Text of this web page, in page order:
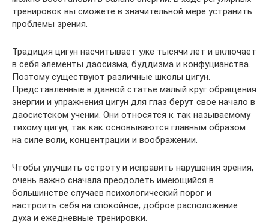
тренировок вы сможете в значительной мере устранить
проблемы зрения.
Традиция цигун насчитывает уже тысячи лет и включает
в себя элементы даосизма, буддизма и конфуцианства.
Поэтому существуют различные школы цигун.
Представленные в данной статье малый круг обращения
энергии и упражнения цигун для глаз берут свое начало в
даосистском учении. Они относятся к так называемому
тихому цигун, так как основываются главным образом
на силе воли, концентрации и воображении.
Чтобы улучшить остроту и исправить нарушения зрения,
очень важно сначала преодолеть имеющийся в
большинстве случаев психологический порог и
настроить себя на спокойное, доброе расположение
духа и ежедневные тренировки.